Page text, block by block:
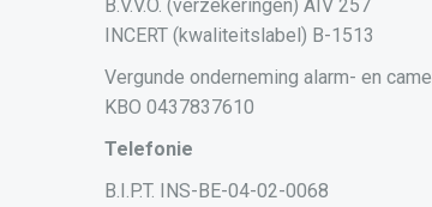
B.V.V.O. (verzekeringen) AIV 257
INCERT (kwaliteitslabel) B-1513
Vergunde onderneming alarm- en
KBO 0437837610
Telefonie
B.I.P.T. INS-BE-04-02-0068